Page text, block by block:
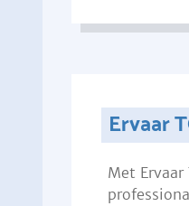
Ervaar
Met Ervaar